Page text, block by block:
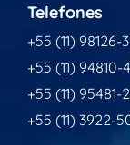
Telefones
+55 (11) 98126-
+55 (11) 94810-
+55 (11) 95481-
+55 (11) 3922-